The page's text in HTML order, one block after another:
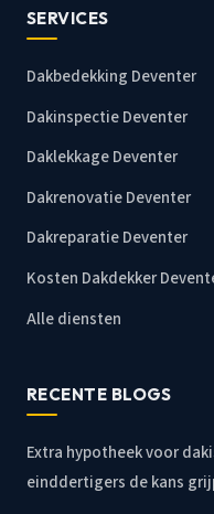
SERVICES
Dakbedekking Deventer
Dakinspectie Deventer
Daklekkage Deventer
Dakrenovatie Deventer
Dakreparatie Deventer
Kosten Dakdekker
Alle diensten
RECENTE BLOGS
Extra hypotheek voor
einddertigers de kans